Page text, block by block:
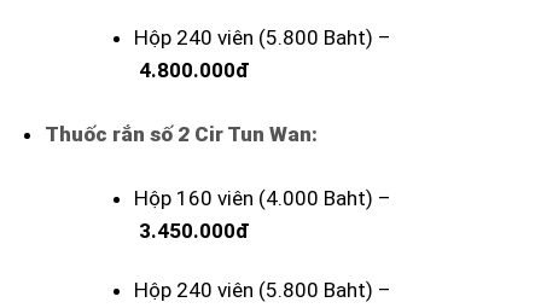
Hộp 240 viên (5.800 Baht) –
4.800.000đ
Thuốc rắn số 2 Cir Tun Wan:
Hộp 160 viên (4.000 Baht) –
3.450.000đ
Hộp 240 viên (5.800 Baht) –